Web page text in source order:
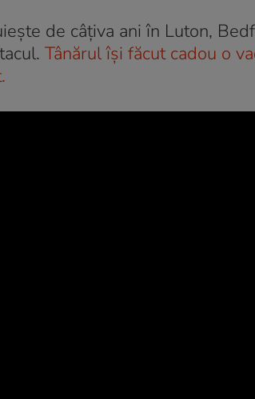
de câțiva ani în Luton,
Tânărul își făcut cadou o